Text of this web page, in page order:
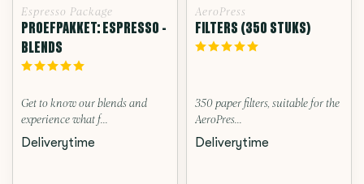
Espresso Package
PROEFPAKKET: ESPRESSO -
BLENDS
Get to know our blends and
experience what f...
Deliverytime
AeroPress
FILTERS (350 STUKS)
350 paper filters, suitable for the
AeroPres...
Deliverytime